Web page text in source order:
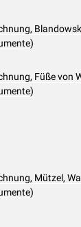
Füße von
Mützel,